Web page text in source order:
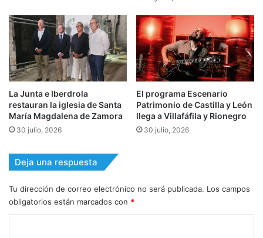
La Junta e Iberdrola
restauran la iglesia de Santa
María Magdalena de Zamora
30 julio, 2026
El programa Escenario
Patrimonio de Castilla y León
llega a Villafáfila y Rionegro
30 julio, 2026
Deja una respuesta
Tu dirección de correo electrónico no será publicada. Los campos
obligatorios están marcados con *